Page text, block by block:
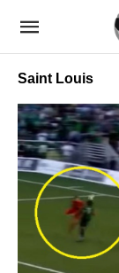
Saint Louis